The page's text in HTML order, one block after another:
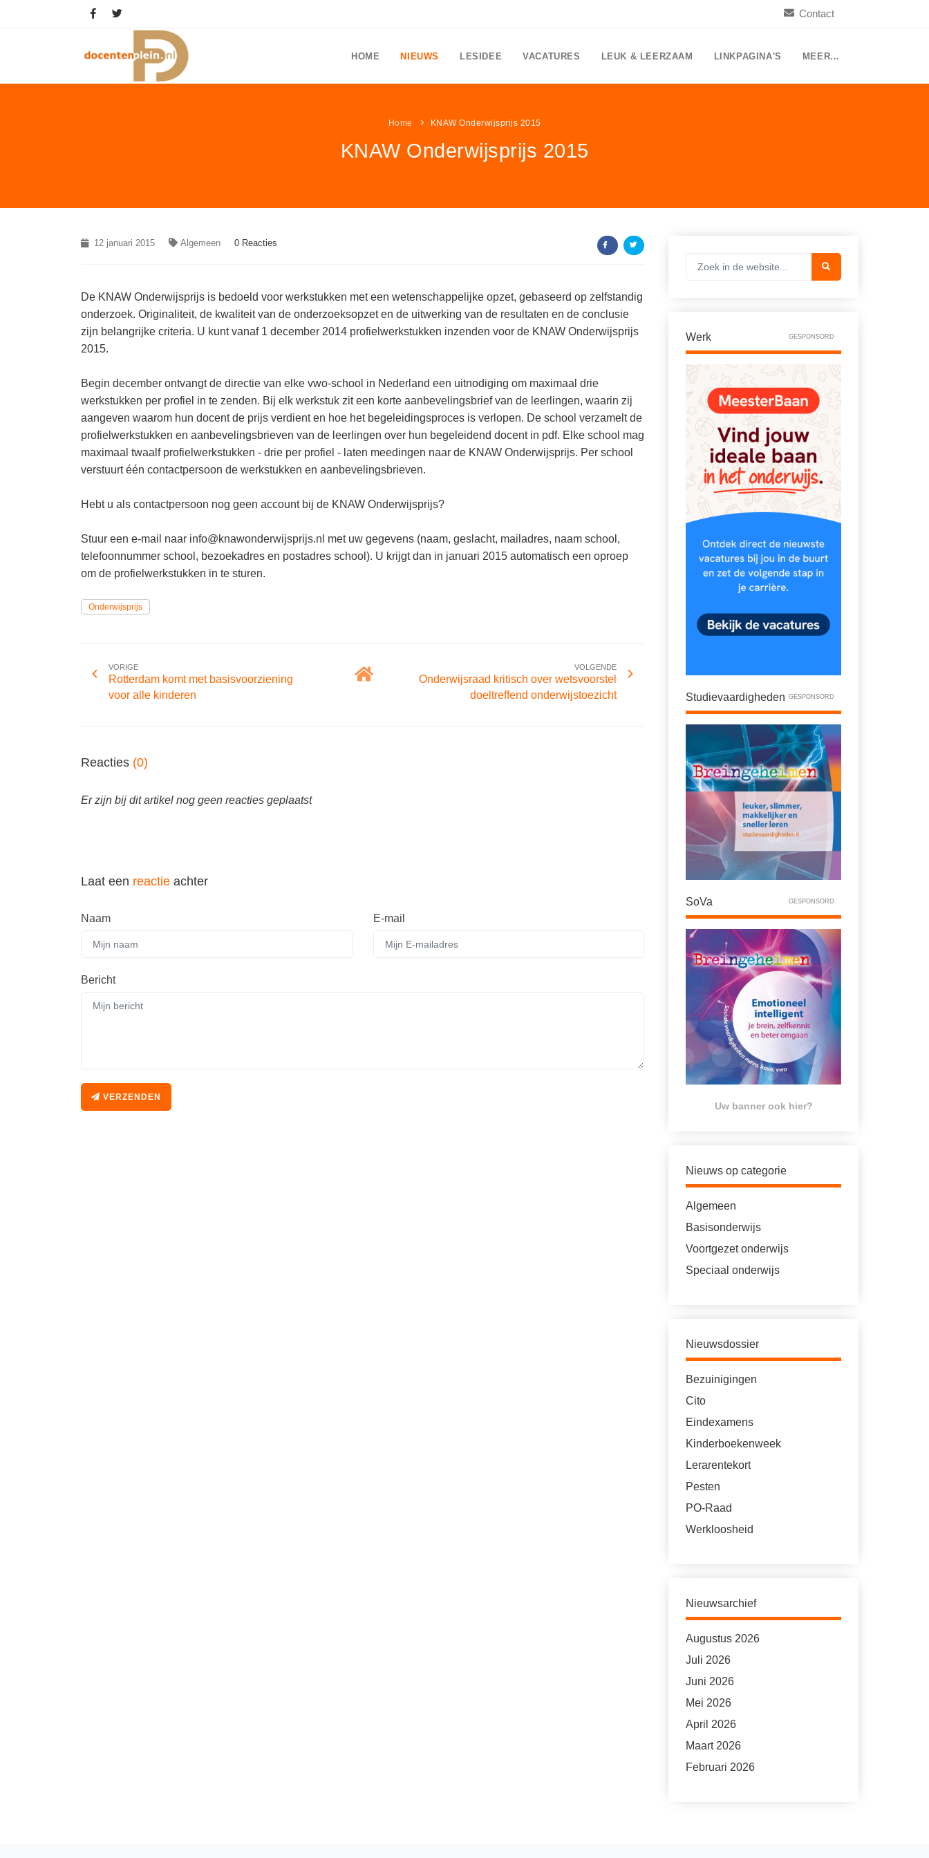
Contact
HOME NIEUWS LESIDEE VACATURES LEUK & LEERZAAM LINKPAGINA'S MEER...
Home KNAW Onderwijsprijs 2015
KNAW Onderwijsprijs 2015
12 januari 2015 Algemeen 0 Reacties
De KNAW Onderwijsprijs is bedoeld voor werkstukken met een wetenschappelijke opzet, gebaseerd op zelfstandig
onderzoek. Originaliteit, de kwaliteit van de onderzoeksopzet en de uitwerking van de resultaten en de conclusie
zijn belangrijke criteria. U kunt vanaf 1 december 2014 profielwerkstukken inzenden voor de KNAW Onderwijsprijs
2015.
Begin december ontvangt de directie van elke vwo-school in Nederland een uitnodiging om maximaal drie
werkstukken per profiel in te zenden. Bij elk werkstuk zit een korte aanbevelingsbrief van de leerlingen, waarin zij
aangeven waarom hun docent de prijs verdient en hoe het begeleidingsproces is verlopen. De school verzamelt de
profielwerkstukken en aanbevelingsbrieven van de leerlingen over hun begeleidend docent in pdf. Elke school mag
maximaal twaalf profielwerkstukken - drie per profiel - laten meedingen naar de KNAW Onderwijsprijs. Per school
verstuurt één contactpersoon de werkstukken en aanbevelingsbrieven.
Hebt u als contactpersoon nog geen account bij de KNAW Onderwijsprijs?
Stuur een e-mail naar info@knawonderwijsprijs.nl met uw gegevens (naam, geslacht, mailadres, naam school,
telefoonnummer school, bezoekadres en postadres school). U krijgt dan in januari 2015 automatisch een oproep
om de profielwerkstukken in te sturen.
Onderwijsprijs
VORIGE
Rotterdam komt met basisvoorziening
voor alle kinderen
VOLGENDE
Onderwijsraad kritisch over wetsvoorstel
doeltreffend onderwijstoezicht
Reacties (0)
Er zijn bij dit artikel nog geen reacties geplaatst
Laat een reactie achter
Naam E-mail
Bericht
VERZENDEN
Werk GESPONSORD
Studievaardigheden GESPONSORD
SoVa GESPONSORD
Uw banner ook hier?
Nieuws op categorie
Algemeen
Basisonderwijs
Voortgezet onderwijs
Speciaal onderwijs
Nieuwsdossier
Bezuinigingen
Cito
Eindexamens
Kinderboekenweek
Lerarentekort
Pesten
PO-Raad
Werkloosheid
Nieuwsarchief
Augustus 2026
Juli 2026
Juni 2026
Mei 2026
April 2026
Maart 2026
Februari 2026